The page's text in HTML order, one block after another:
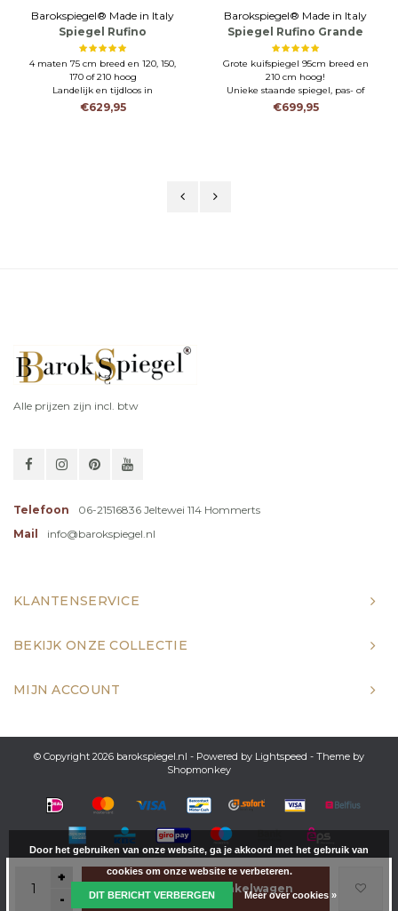
+
-
Toevoegen aan winkelwagen
Barokspiegel® Made in Italy
Spiegel Rufino
Antiekzilver- brons
4 maten 75 cm breed en 120, 150,
170 of 210 hoog
Landelijk en tijdloos in
antiekzilver brons
€629,95
Barokspiegel® Made in Italy
Spiegel Rufino Grande
Grote kuifspiegel 95cm breed en
210 cm hoog!
Unieke staande spiegel, pas- of
wandspiegel
€699,95
Alle prijzen zijn incl. btw
Telefoon
06-21516836 Jeltewei 114 Hommerts
Mail
info@barokspiegel.nl
KLANTENSERVICE
BEKIJK ONZE COLLECTIE
MIJN ACCOUNT
© Copyright 2026 barokspiegel.nl - Powered by Lightspeed - Theme by
Shopmonkey
Door het gebruiken van onze website, ga je akkoord met het gebruik van
cookies om onze website te verbeteren.
DIT BERICHT VERBERGEN Meer over cookies »